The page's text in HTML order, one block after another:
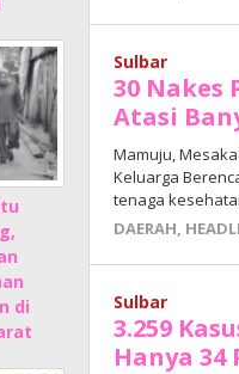
di
Sulbar
30 Nakes
Atasi
Mamuju,
Keluarga
tenaga
DAERAH,
Sulbar
3.259
Hanya